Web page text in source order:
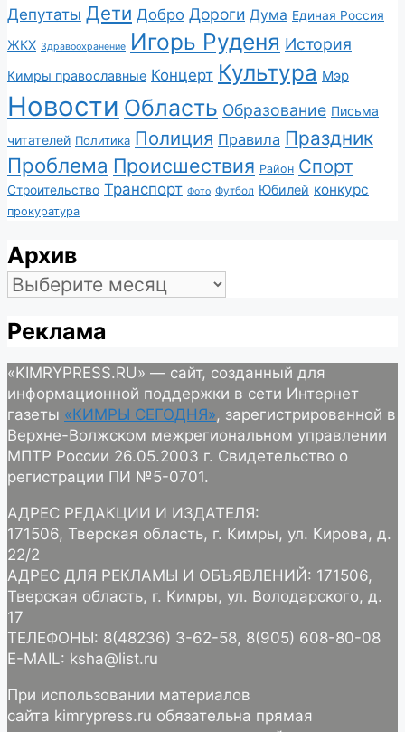
Депутаты Дети Добро Дороги Дума Единая Россия
ЖКХ Здравоохранение Игорь Руденя История
Кимры православные Концерт Культура Мэр
Новости Область Образование Письма
читателей Политика Полиция Правила Праздник
Проблема Происшествия Район Спорт
Строительство Транспорт Фото Футбол Юбилей конкурс
прокуратура
Архив
Архив
Реклама
«KIMRYPRESS.RU» — сайт, созданный для
информационной поддержки в сети Интернет
газеты «КИМРЫ СЕГОДНЯ», зарегистрированной в
Верхне-Волжском межрегиональном управлении
МПТР России 26.05.2003 г. Свидетельство о
регистрации ПИ №5-0701.
АДРЕС РЕДАКЦИИ И ИЗДАТЕЛЯ:
171506, Тверская область, г. Кимры, ул. Кирова, д.
22/2
АДРЕС ДЛЯ РЕКЛАМЫ И ОБЪЯВЛЕНИЙ: 171506,
Тверская область, г. Кимры, ул. Володарского, д.
17
ТЕЛЕФОНЫ: 8(48236) 3-62-58, 8(905) 608-80-08
E-MAIL: ksha@list.ru
При использовании материалов
сайта kimrypress.ru обязательна прямая